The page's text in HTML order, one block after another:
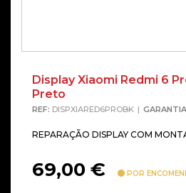
Display Xiaomi Redmi 6
Preto
REF: DISPXIARED6PROBK
REPARAÇÃO DISPLAY COM
69,00 € POR